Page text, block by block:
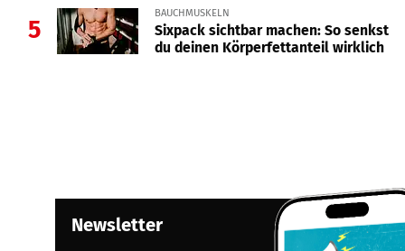
5
BAUCHMUSKELN
Sixpack sichtbar machen: So senkst
du deinen Körperfettanteil wirklich
Newsletter